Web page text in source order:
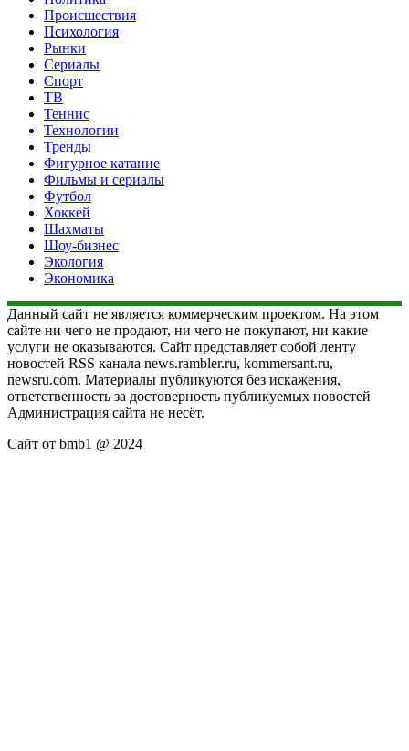
Происшествия
Психология
Рынки
Сериалы
Спорт
ТВ
Теннис
Технологии
Тренды
Фигурное катание
Фильмы и сериалы
Футбол
Хоккей
Шахматы
Шоу-бизнес
Экология
Экономика
Данный сайт не является коммерческим проектом. На этом
сайте ни чего не продают, ни чего не покупают, ни какие
услуги не оказываются. Сайт представляет собой ленту
новостей RSS канала news.rambler.ru, kommersant.ru,
newsru.com. Материалы публикуются без искажения,
ответственность за достоверность публикуемых новостей
Администрация сайта не несёт.
Сайт от bmb1 @ 2024